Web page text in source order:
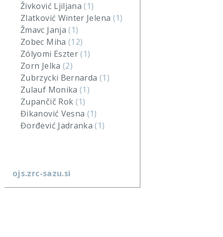
Živković Ljiljana(1)
Zlatković Winter Jelena (1)
Žmavc Janja(1)
Zobec Miha (12)
Zólyomi Eszter(1)
Zorn Jelka (2)
Zubrzycki Bernarda (1)
Zulauf Monika(1)
Zupančič Rok (1)
Đikanović Vesna (1)
Đorđević Jadranka(1)
ojs.zrc-sazu.si